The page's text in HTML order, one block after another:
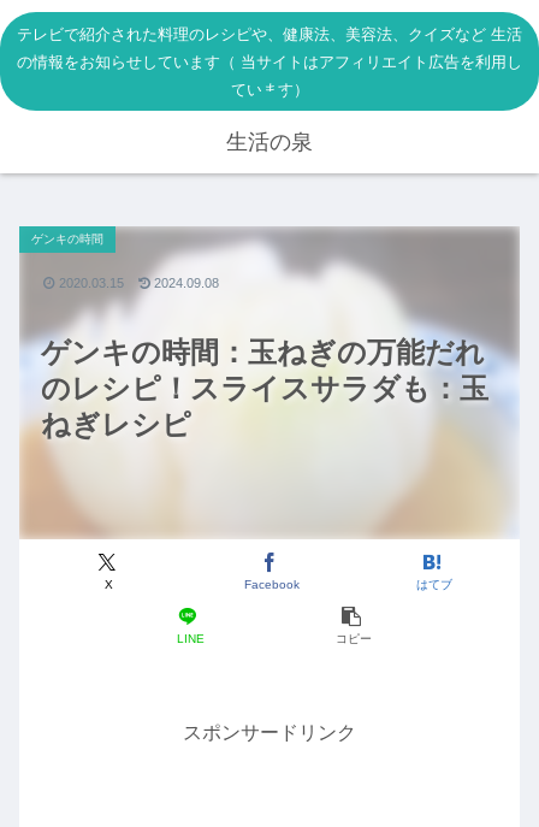
テレビで紹介された料理のレシピや、健康法、美容法、クイズなど 生活
の情報をお知らせしています（ 当サイトはアフィリエイト広告を利用し
ています）
生活の泉
ゲンキの時間：玉ねぎの万能だれ
のレシピ！スライスサラダも：玉
ねぎレシピ
ゲンキの時間
X Facebook はてブ
LINE コピー
2020.03.15 2024.09.08
スポンサードリンク